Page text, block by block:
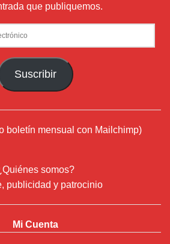
que publiquemos.
Suscribir
boletín mensual con Mailchimp)
somos?
publicidad y patrocinio
Mi Cuenta